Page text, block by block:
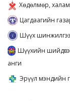
Хөдөлмөр,
Цагдаагийн
Шүүх
Шүүхийн
анги
Эрүүл мэндийн